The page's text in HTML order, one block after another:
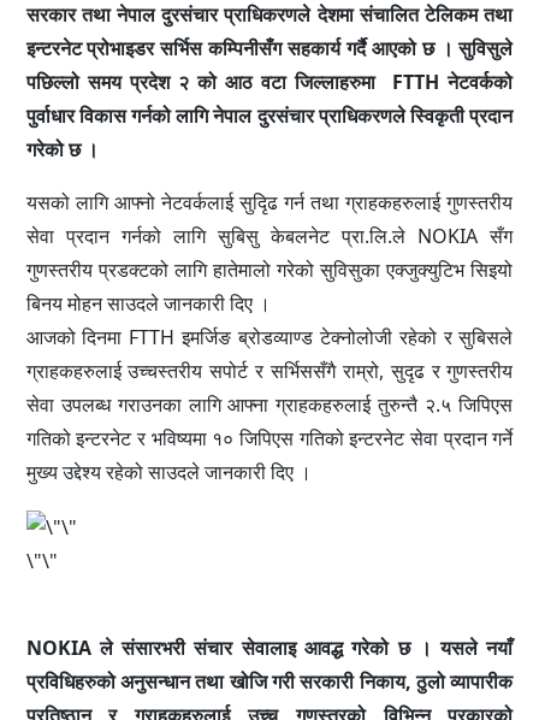
सरकार तथा नेपाल दुरसंचार प्राधिकरणले देशमा संचालित टेलिकम तथा
इन्टरनेट प्रोभाइडर सर्भिस कम्पिनीसँग सहकार्य गर्दै आएको छ । सुविसुले
पछिल्लो समय प्रदेश २ को आठ वटा जिल्लाहरुमा FTTH नेटवर्कको
पुर्वाधार विकास गर्नको लागि नेपाल दुरसंचार प्राधिकरणले स्विकृती प्रदान
गरेको छ ।
यसको लागि आफ्नो नेटवर्कलाई सुदिृढ गर्न तथा ग्राहकहरुलाई गुणस्तरीय
सेवा प्रदान गर्नको लागि सुबिसु केबलनेट प्रा.लि.ले NOKIA सँग
गुणस्तरीय प्रडक्टको लागि हातेमालो गरेको सुविसुका एक्जुक्युटिभ सिइयो
बिनय मोहन साउदले जानकारी दिए ।
आजको दिनमा FTTH इमर्जिङ ब्रोडव्याण्ड टेक्नोलोजी रहेको र सुबिसले
ग्राहकहरुलाई उच्चस्तरीय सपोर्ट र सर्भिससँगै राम्रो, सुदृढ र गुणस्तरीय
सेवा उपलब्ध गराउनका लागि आफ्ना ग्राहकहरुलाई तुरुन्तै २.५ जिपिएस
गतिको इन्टरनेट र भविष्यमा १० जिपिएस गतिको इन्टरनेट सेवा प्रदान गर्ने
मुख्य उद्देश्य रहेको साउदले जानकारी दिए ।
\"\"
NOKIA ले संसारभरी संचार सेवालाइ आवद्ध गरेको छ । यसले नयाँ
प्रविधिहरुको अनुसन्धान तथा खोजि गरी सरकारी निकाय, ठुलो व्यापारीक